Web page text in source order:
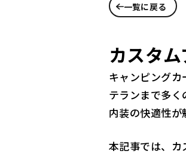
一覧に戻る
カスタ
キャンピング
テランまで多
内装の快適性が
本記事では、カ